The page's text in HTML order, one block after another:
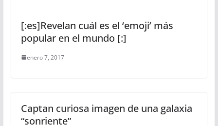
[:es]Revelan cuál es el ‘emoji’ más
popular en el mundo [:]
enero 7, 2017
Captan curiosa imagen de una galaxia
“sonriente”